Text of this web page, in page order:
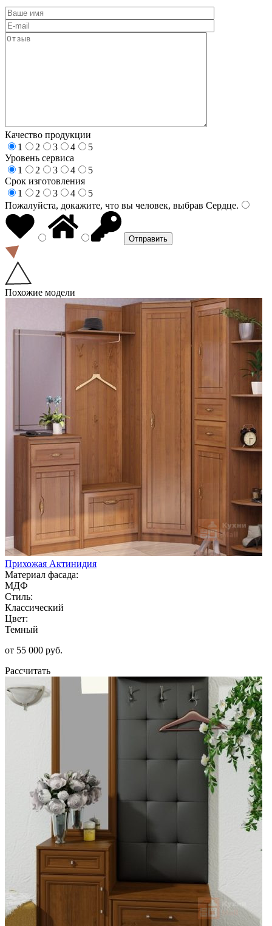
Качество продукции
1
2 3 4
5
Уровень сервиса
1
2 3 4
5
Срок изготовления
1
2 3 4
5
Пожалуйста, докажите, что вы человек, выбрав Сердце.
Похожие модели
Прихожая Актинидия
Материал фасада:
МДФ
Стиль:
Классический
Цвет:
Темный
от 55 000 руб.
Рассчитать